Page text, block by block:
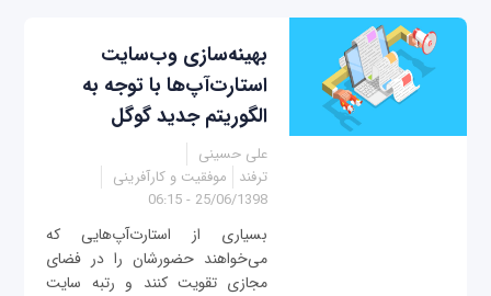
بهینه‌سازی وب‌سایت
استارت‌آپ‌ها با توجه به
الگوریتم جدید گوگل
علی حسینی
ترفند
موفقیت و کارآفرینی
25/06/1398 - 06:15
بسیاری از استارت‌آپ‌هایی که
می‌خواهند حضورشان را در فضای
مجازی تقویت کنند و رتبه سایت